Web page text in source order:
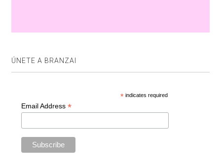
ÚNETE A BRANZAI
* indicates required
Email Address *